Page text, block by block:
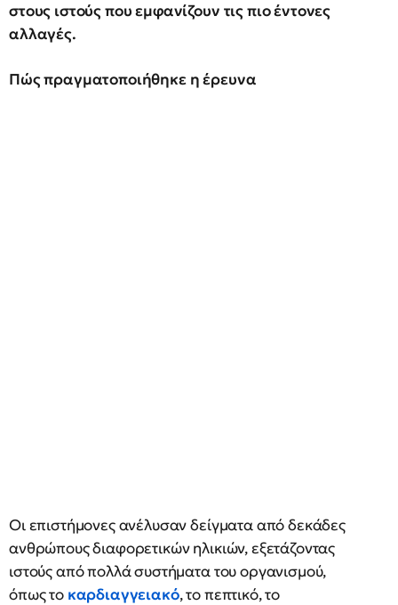
στους ιστούς που εμφανίζουν τις πιο έντονες
αλλαγές.
Πώς πραγματοποιήθηκε η έρευνα
Οι επιστήμονες ανέλυσαν δείγματα από δεκάδες
ανθρώπους διαφορετικών ηλικιών, εξετάζοντας
ιστούς από πολλά συστήματα του οργανισμού,
όπως το καρδιαγγειακό, το πεπτικό, το